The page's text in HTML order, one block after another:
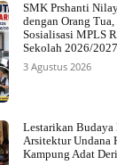
SMK Prshanti
dengan Orang
Sosialisasi MPLS
Sekolah 2026/2027
3 Agustus 2026
Lestarikan
Arsitektur Undana
Kampung Adat